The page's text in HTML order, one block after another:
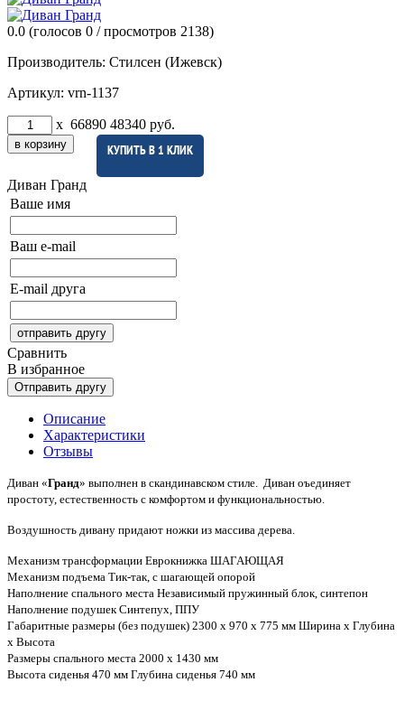
0.0 (голосов 0 / просмотров 2138)
Производитель: Стилсен (Ижевск)
Артикул: vrn-1137
x 66890 48340 руб.
КУПИТЬ В 1 КЛИК
Диван Гранд
Ваше имя
Ваш e-mail
E-mail друга
Сравнить
В избранное
Описание
Характеристики
Отзывы
Диван «Гранд» выполнен в скандинавском стиле. Диван оъединяет
простоту, естественность с комфортом и функциональностью.
Воздушность дивану придают ножки из массива дерева.
Механизм трансформации Еврокнижка ШАГАЮЩАЯ
Механизм подъема Тик-так, с шагающей опорой
Наполнение спального места Независимый пружинный блок, синтепон
Наполнение подушек Синтепух, ППУ
Габаритные размеры (без подушек) 2300 х 970 х 775 мм Ширина х Глубина
х Высота
Размеры спального места 2000 х 1430 мм
Высота сиденья 470 мм Глубина сиденья 740 мм